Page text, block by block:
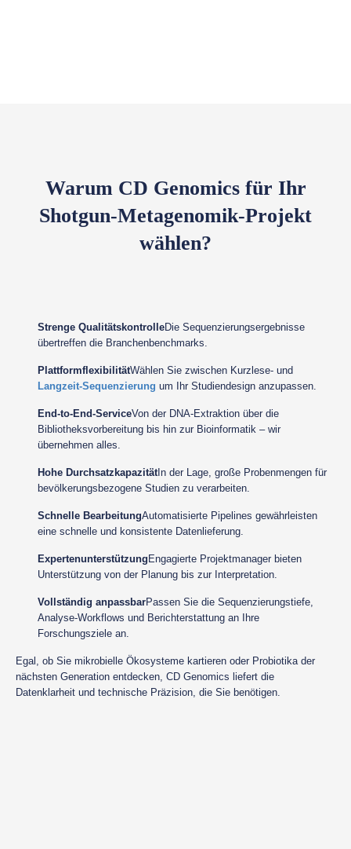
Warum CD Genomics für Ihr
Shotgun-Metagenomik-Projekt
wählen?
Strenge QualitätskontrolleDie Sequenzierungsergebnisse
übertreffen die Branchenbenchmarks.
PlattformflexibilitätWählen Sie zwischen Kurzlese- und
Langzeit-Sequenzierung um Ihr Studiendesign anzupassen.
End-to-End-ServiceVon der DNA-Extraktion über die
Bibliotheksvorbereitung bis hin zur Bioinformatik – wir
übernehmen alles.
Hohe DurchsatzkapazitätIn der Lage, große Probenmengen für
bevölkerungsbezogene Studien zu verarbeiten.
Schnelle BearbeitungAutomatisierte Pipelines gewährleisten
eine schnelle und konsistente Datenlieferung.
Expertenunterstützung Engagierte Projektmanager bieten
Unterstützung von der Planung bis zur Interpretation.
Vollständig anpassbarPassen Sie die Sequenzierungstiefe,
Analyse-Workflows und Berichterstattung an Ihre
Forschungsziele an.
Egal, ob Sie mikrobielle Ökosysteme kartieren oder Probiotika der
nächsten Generation entdecken, CD Genomics liefert die
Datenklarheit und technische Präzision, die Sie benötigen.